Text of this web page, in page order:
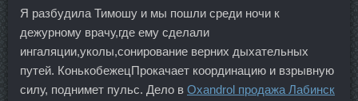
Я разбудила Тимошу и мы пошли среди ночи к
дежурному врачу,где ему сделали
ингаляции,уколы,сонирование верних дыхательных
путей. КонькобежецПрокачает координацию и взрывную
силу, поднимет пульс. Дело в Oxandrol продажа Лабинск